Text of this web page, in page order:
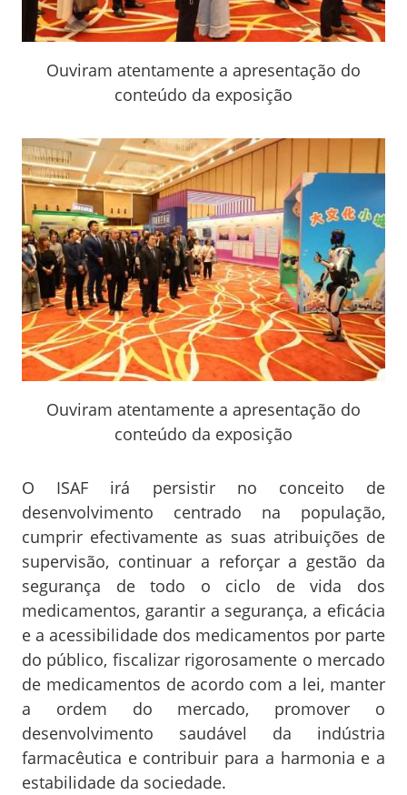
Ouviram atentamente a apresentação do
conteúdo da exposição
Ouviram atentamente a apresentação do
conteúdo da exposição
O ISAF irá persistir no conceito de
desenvolvimento centrado na população,
cumprir efectivamente as suas atribuições de
supervisão, continuar a reforçar a gestão da
segurança de todo o ciclo de vida dos
medicamentos, garantir a segurança, a eficácia
e a acessibilidade dos medicamentos por parte
do público, fiscalizar rigorosamente o mercado
de medicamentos de acordo com a lei, manter
a ordem do mercado, promover o
desenvolvimento saudável da indústria
farmacêutica e contribuir para a harmonia e a
estabilidade da sociedade.